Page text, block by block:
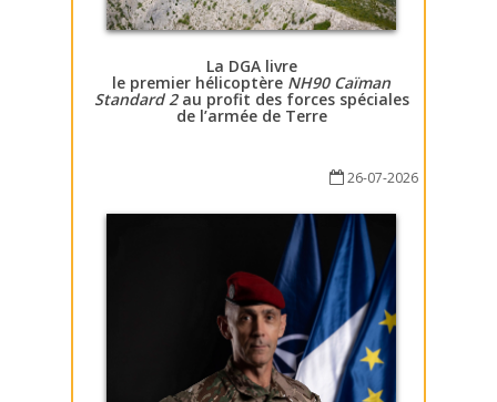
La DGA livre
le premier hélicoptère NH90 Caïman
Standard 2au profit des forces spéciales
de l’armée de Terre
26-07-2026